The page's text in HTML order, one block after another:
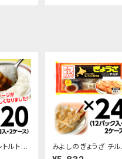
ルトカ
2ケー
みよしのぎょうざ チル
ド/12パック入・2ケース